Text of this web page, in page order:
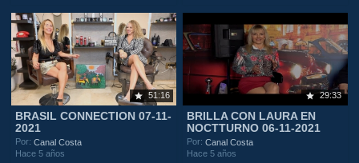
51:16
BRASIL CONNECTION 07-11-
2021
Por:Canal Costa
Hace 5 años
29:33
BRILLA CON LAURA EN
NOCTTURNO 06-11-2021
Por:Canal Costa
Hace 5 años